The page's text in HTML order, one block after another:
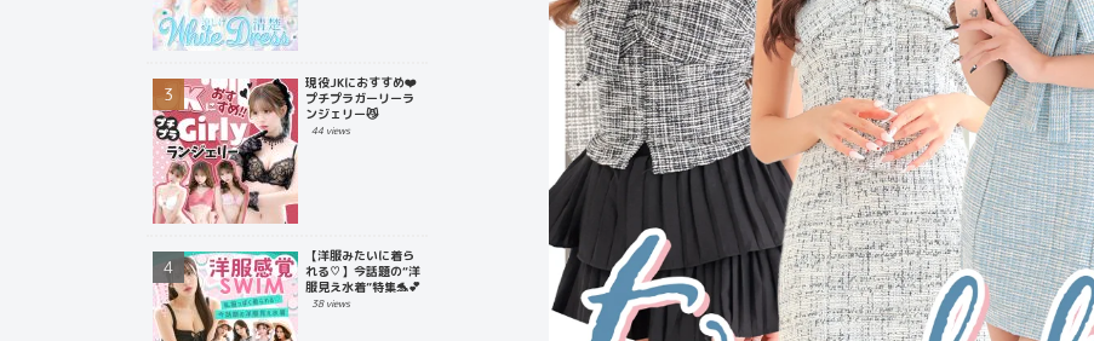
現役JKにおすすめ❤️
プチプラガーリーラ
ンジェリー😼
44 views
【洋服みたいに着ら
れる♡】今話題の“洋
服見え水着”特集🐬💕
38 views